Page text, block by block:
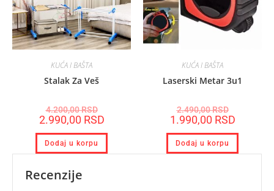
KUĆA I BAŠTA
Stalak Za Veš
4.200,00RSD
2.990,00 RSD
Dodaj u korpu
KUĆA I BAŠTA
Laserski Metar 3u1
2.490,00RSD
1.990,00 RSD
Dodaj u korpu
Recenzije